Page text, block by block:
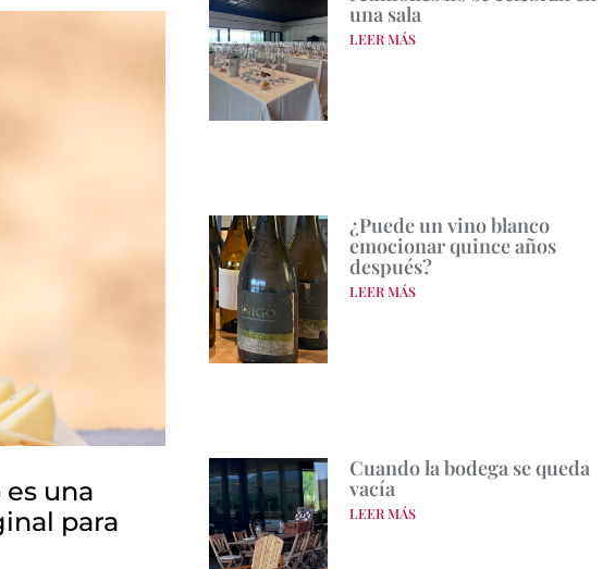
una
para
una sala
LEER MÁS
¿Puede un vino blanco
emocionar quince años
después?
LEER MÁS
Cuando la bodega se queda
vacía
LEER MÁS